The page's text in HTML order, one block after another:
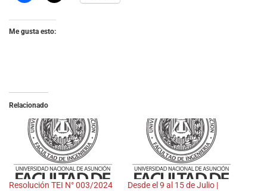
Me gusta esto:
Relacionado
Resolución TEI N° 003/2024
Desde el 9 al 15 de Julio |